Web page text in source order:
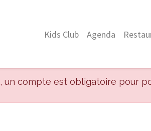
Kids Club Agenda
un compte est obligatoire pour